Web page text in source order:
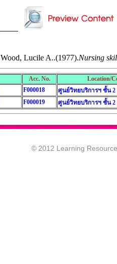
Wood, Lucile A..(1977).Nursing
Acc. No.
Location/
F000018
ศูนย์วิทยบริการฯ ชั้น 2
F000019 ศูนย์วิทยบริการฯ ชั้น 2
© 2012 Learning